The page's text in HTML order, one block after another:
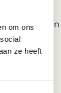
om ons
ze heeft
voor jou